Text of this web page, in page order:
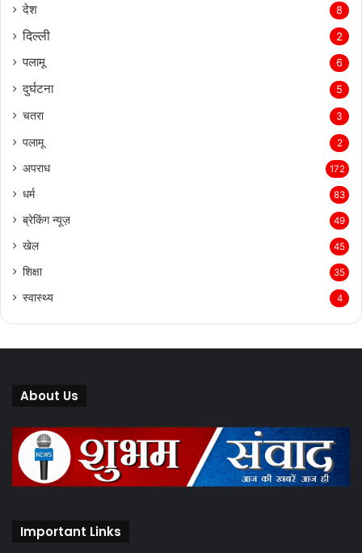
देश 8
दिल्‍ली 2
पलामू 6
दुर्घटना 5
चतरा 3
पलामू 2
अपराध 172
धर्म 83
ब्रेकिंग न्यूज़ 49
खेल 45
शिक्षा 35
स्वास्थ्य 4
About Us
Important Links